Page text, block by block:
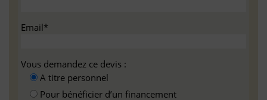
Email*
Vous demandez ce devis :
A titre personnel
Pour bénéficier d’un financement